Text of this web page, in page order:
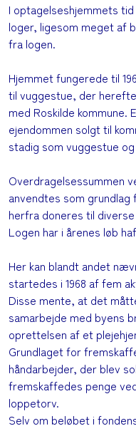
I optagelseshjemmets
loger, ligesom meget af
fra logen.
Hjemmet fungerede til
til vuggestue, der
med Roskilde
ejendommen solgt til
stadig som vuggestue
Overdragelsessummen
anvendtes som
herfra doneres til
Logen har i årenes løb
Her kan blandt andet
startedes i 1968 af fem
Disse mente, at det
samarbejde med byens
oprettelsen af et
Grundlaget for
håndarbejder, der blev
fremskaffedes penge
loppetorv.
Selv om beløbet i